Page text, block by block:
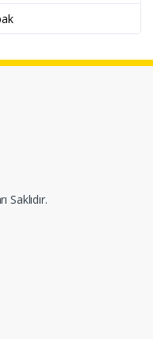
Saklıdır.